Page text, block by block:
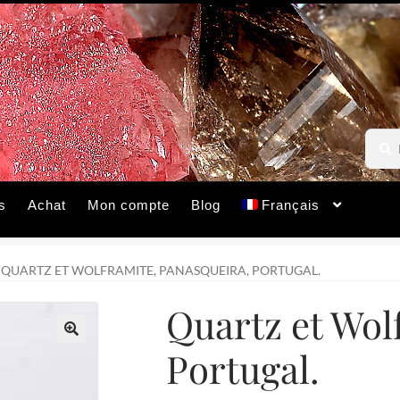
pour :
Achat Mon compte Blog Français
QUARTZ ET WOLFRAMITE, PANASQUEIRA, PORTUGAL.
Quartz et
Portugal.